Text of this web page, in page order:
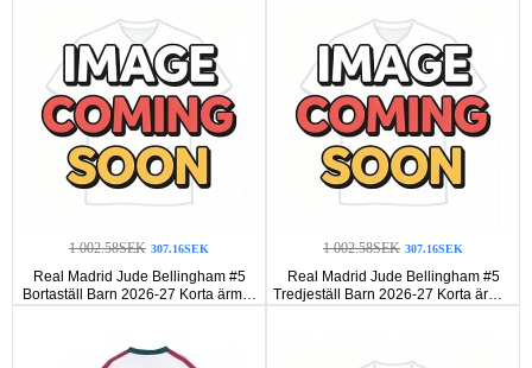
1 002.58SEK 307.16SEK
Real Madrid Jude Bellingham #5
Bortaställ Barn 2026-27 Korta ärmar
(+ Korta byxor)
1 002.58SEK 307.16SEK
Real Madrid Jude Bellingham #5
Tredjeställ Barn 2026-27 Korta ärmar
(+ Korta byxor)